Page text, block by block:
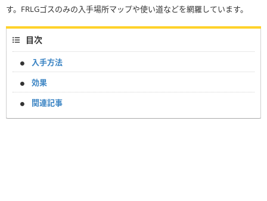
す。FRLGゴスのみの入手場所マップや使い道などを網羅しています。
目次
入手方法
効果
関連記事